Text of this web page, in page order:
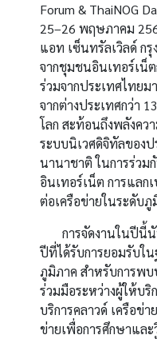
Forum & ThaiNOG
25–26 พฤษภาคม
แอท เซ็นทรัลเวิลด์ ก
จากชุมชนอินเทอร์เน็
ร่วมจากประเทศไทยม
จากต่างประเทศกว่า
โลก สะท้อนถึงพลังคว
ระบบนิเวศดิจิทัลของ
นานาชาติ ในการร่ว
อินเทอร์เน็ต การแลก
ต่อเครือข่ายในระดับภู
การจัดงานในปีนี้นั
ปีที่ได้รับการยอมรับใ
ภูมิภาค สำหรับการพบ
ร่วมมือระหว่างผู้ให้บริ
บริการคลาวด์ เครือข่า
ข่ายเพื่อการศึกษาแล